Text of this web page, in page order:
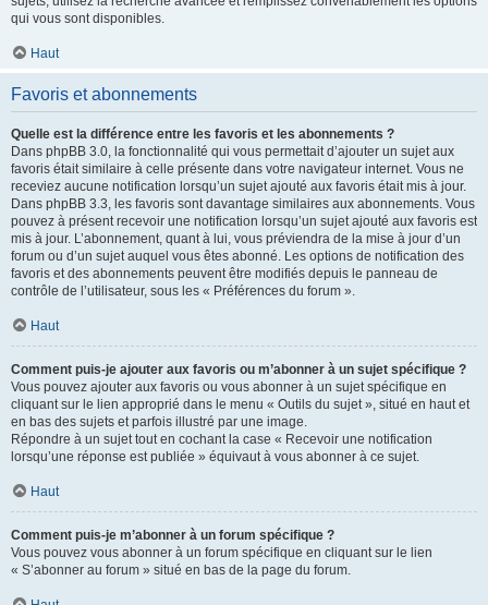
qui vous sont disponibles.
Haut
Favoris et abonnements
Quelle est la différence entre les favoris et les abonnements ?
Dans phpBB 3.0, la fonctionnalité qui vous permettait d’ajouter un sujet aux
favoris était similaire à celle présente dans votre navigateur internet. Vous ne
receviez aucune notification lorsqu’un sujet ajouté aux favoris était mis à jour.
Dans phpBB 3.3, les favoris sont davantage similaires aux abonnements. Vous
pouvez à présent recevoir une notification lorsqu’un sujet ajouté aux favoris est
mis à jour. L’abonnement, quant à lui, vous préviendra de la mise à jour d’un
forum ou d’un sujet auquel vous êtes abonné. Les options de notification des
favoris et des abonnements peuvent être modifiés depuis le panneau de
contrôle de l’utilisateur, sous les « Préférences du forum ».
Haut
Comment puis-je ajouter aux favoris ou m’abonner à un sujet spécifique ?
Vous pouvez ajouter aux favoris ou vous abonner à un sujet spécifique en
cliquant sur le lien approprié dans le menu « Outils du sujet », situé en haut et
en bas des sujets et parfois illustré par une image.
Répondre à un sujet tout en cochant la case « Recevoir une notification
lorsqu’une réponse est publiée » équivaut à vous abonner à ce sujet.
Haut
Comment puis-je m’abonner à un forum spécifique ?
Vous pouvez vous abonner à un forum spécifique en cliquant sur le lien
« S’abonner au forum » situé en bas de la page du forum.